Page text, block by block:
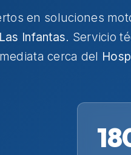
en soluciones
Las Infantas. Servicio
cerca del